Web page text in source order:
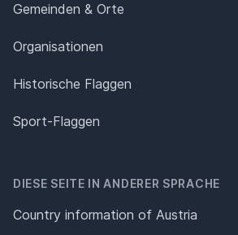
Gemeinden & Orte
Organisationen
Historische Flaggen
Sport-Flaggen
DIESE SEITE IN ANDERER SPRACHE
Country information of Austria